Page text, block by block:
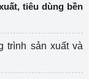
tiêu dùng bền
trình sản xuất và